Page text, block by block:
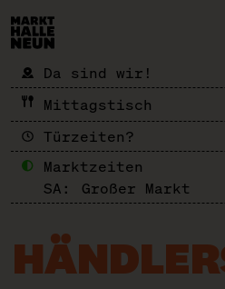
Da sind wir!
Mittagstisch
Türzeiten?
Marktzeiten
SA:
Großer Markt